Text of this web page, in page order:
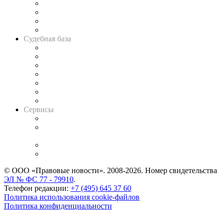
Судебная база
Сервисы
© ООО «Правовые новости». 2008-2026. Номер свидетельства
ЭЛ № ФС 77 - 79910.
Телефон редакции: +7 (495) 645 37 60
Политика использования cookie-файлов
Политика конфиденциальности